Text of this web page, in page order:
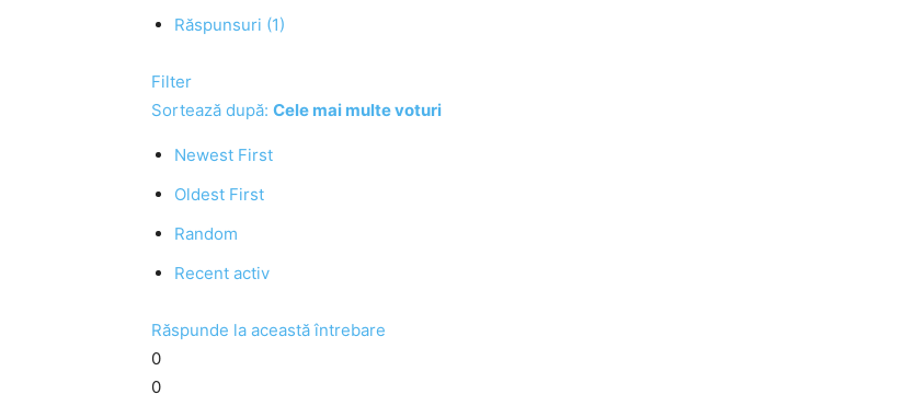
Răspunsuri (1)
Filter
Sortează după: Cele mai multe voturi
Newest First
Oldest First
Random
Recent activ
Răspunde la această întrebare
0
0